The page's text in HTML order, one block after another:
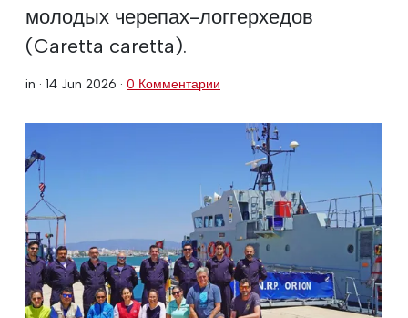
молодых черепах-логгерхедов
(Caretta caretta).
in · 14 Jun 2026 · 0 Комментарии